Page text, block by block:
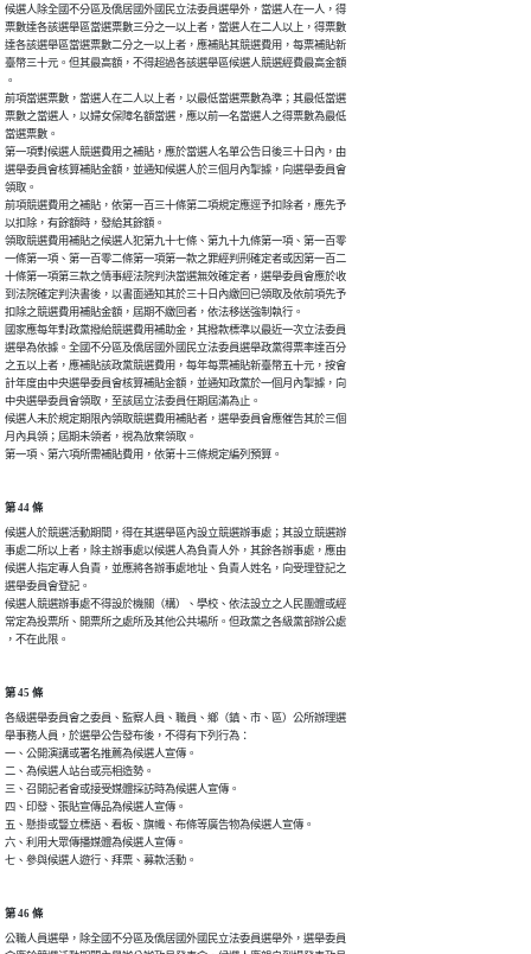
候選人除全國不分區及僑居國外國民立法委員選舉外，當選人在一人，得
票數達各該選舉區當選票數三分之一以上者，當選人在二人以上，得票數
達各該選舉區當選票數二分之一以上者，應補貼其競選費用，每票補貼新
臺幣三十元。但其最高額，不得超過各該選舉區候選人競選經費最高金額
。
前項當選票數，當選人在二人以上者，以最低當選票數為準；其最低當選
票數之當選人，以婦女保障名額當選，應以前一名當選人之得票數為最低
當選票數。
第一項對候選人競選費用之補貼，應於當選人名單公告日後三十日內，由
選舉委員會核算補貼金額，並通知候選人於三個月內掣據，向選舉委員會
領取。
前項競選費用之補貼，依第一百三十條第二項規定應逕予扣除者，應先予
以扣除，有餘額時，發給其餘額。
領取競選費用補貼之候選人犯第九十七條、第九十九條第一項、第一百零
一條第一項、第一百零二條第一項第一款之罪經判刑確定者或因第一百二
十條第一項第三款之情事經法院判決當選無效確定者，選舉委員會應於收
到法院確定判決書後，以書面通知其於三十日內繳回已領取及依前項先予
扣除之競選費用補貼金額，屆期不繳回者，依法移送強制執行。
國家應每年對政黨撥給競選費用補助金，其撥款標準以最近一次立法委員
選舉為依據。全國不分區及僑居國外國民立法委員選舉政黨得票率達百分
之五以上者，應補貼該政黨競選費用，每年每票補貼新臺幣五十元，按會
計年度由中央選舉委員會核算補貼金額，並通知政黨於一個月內掣據，向
中央選舉委員會領取，至該屆立法委員任期屆滿為止。
候選人未於規定期限內領取競選費用補貼者，選舉委員會應催告其於三個
月內具領；屆期未領者，視為放棄領取。
第一項、第六項所需補貼費用，依第十三條規定編列預算。
第 44 條
候選人於競選活動期間，得在其選舉區內設立競選辦事處；其設立競選辦
事處二所以上者，除主辦事處以候選人為負責人外，其餘各辦事處，應由
候選人指定專人負責，並應將各辦事處地址、負責人姓名，向受理登記之
選舉委員會登記。
候選人競選辦事處不得設於機關（構）、學校、依法設立之人民團體或經
常定為投票所、開票所之處所及其他公共場所。但政黨之各級黨部辦公處
，不在此限。
第 45 條
各級選舉委員會之委員、監察人員、職員、鄉（鎮、市、區）公所辦理選
舉事務人員，於選舉公告發布後，不得有下列行為：
一、公開演講或署名推薦為候選人宣傳。
二、為候選人站台或亮相造勢。
三、召開記者會或接受媒體採訪時為候選人宣傳。
四、印發、張貼宣傳品為候選人宣傳。
五、懸掛或豎立標語、看板、旗幟、布條等廣告物為候選人宣傳。
六、利用大眾傳播媒體為候選人宣傳。
七、參與候選人遊行、拜票、募款活動。
第 46 條
公職人員選舉，除全國不分區及僑居國外國民立法委員選舉外，選舉委員